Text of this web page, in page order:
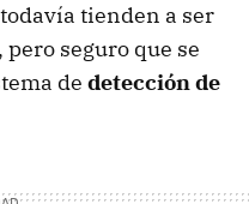
tienden a ser
seguro que se
de detección de